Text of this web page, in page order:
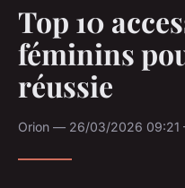
Top 10
féminins
réussie
Orion — 26/03/2026 09:21